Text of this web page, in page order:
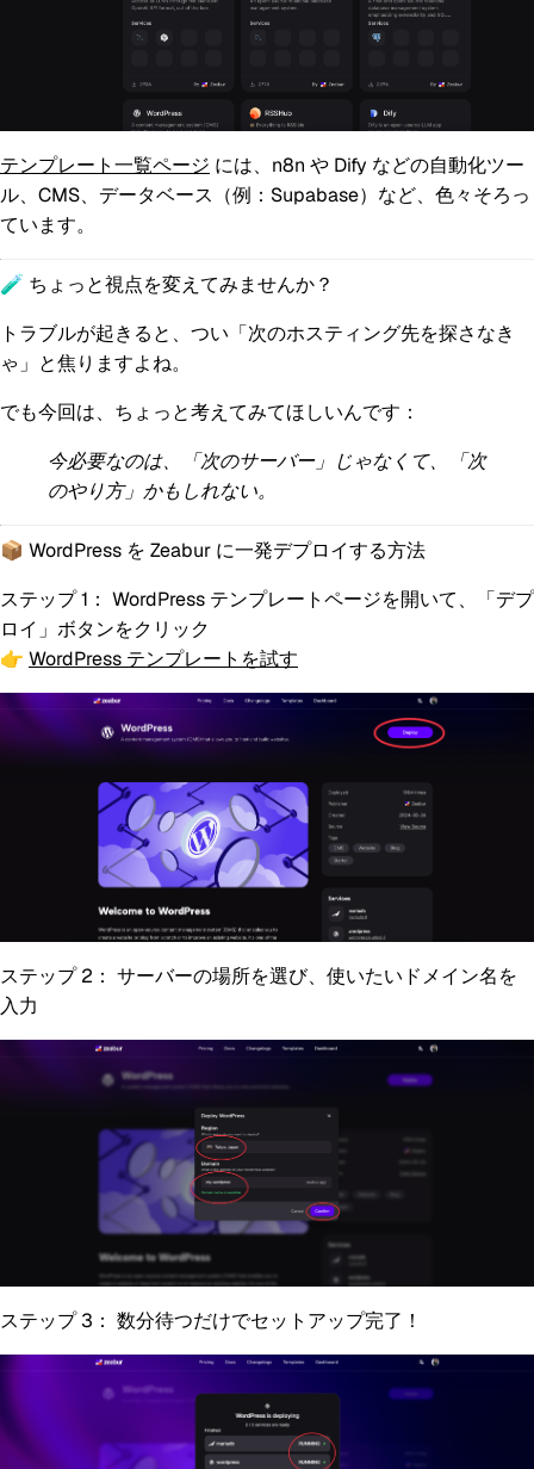
テンプレート一覧ページ には、n8n や Dify などの自動化ツー
ル、CMS、データベース（例：Supabase）など、色々そろっ
ています。
🧪 ちょっと視点を変えてみませんか？
トラブルが起きると、つい「次のホスティング先を探さなき
ゃ」と焦りますよね。
でも今回は、ちょっと考えてみてほしいんです：
今必要なのは、「次のサーバー」じゃなくて、「次
のやり方」かもしれない。
📦 WordPress を Zeabur に一発デプロイする方法
ステップ 1： WordPress テンプレートページを開いて、「デプ
ロイ」ボタンをクリック
👉 WordPress テンプレートを試す
ステップ 2： サーバーの場所を選び、使いたいドメイン名を
入力
ステップ 3： 数分待つだけでセットアップ完了！